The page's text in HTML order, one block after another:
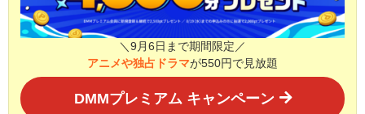
＼9月6日まで期間限定／
アニメや独占ドラマが550円で見放題
DMMプレミアム キャンペーン